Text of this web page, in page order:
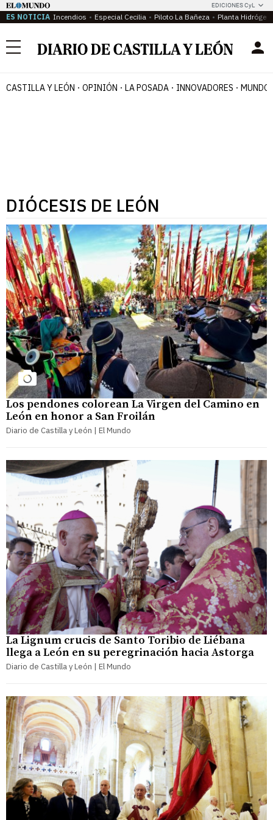
EDICIONES CyL
ES NOTICIA Incendios Especial Cecilia Piloto La Bañeza Planta
Menú
CASTILLA Y LEÓN OPINIÓN LA POSADA INNOVADORES MUNDO
DIÓCESIS DE LEÓN
Los pendones colorean La Virgen del Camino en
León en honor a San Froilán
Diario de Castilla y León | El Mundo
La Lignum crucis de Santo Toribio de Liébana
llega a León en su peregrinación hacia Astorga
Diario de Castilla y León | El Mundo